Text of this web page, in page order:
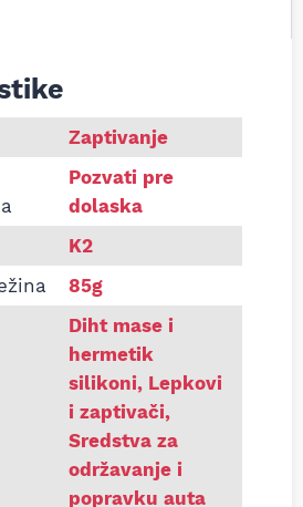
masa za zaptivanje crvena K2
Zaptivanje
Pozvati pre
dolaska
K2
85g
Diht mase i
hermetik
silikoni, Lepkovi
i zaptivači,
Sredstva za
održavanje i
popravku auta